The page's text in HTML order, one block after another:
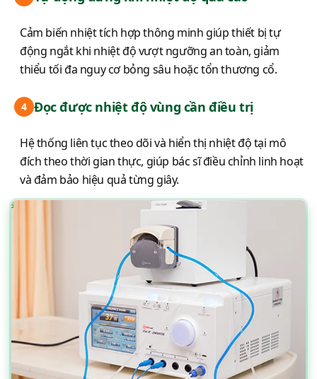
Cảm biến nhiệt tích hợp thông minh giúp thiết bị tự
động ngắt khi nhiệt độ vượt ngưỡng an toàn, giảm
thiểu tối đa nguy cơ bỏng sâu hoặc tổn thương cổ.
4 Đọc được nhiệt độ vùng cần điều trị
Hệ thống liên tục theo dõi và hiển thị nhiệt độ tại mô
đích theo thời gian thực, giúp bác sĩ điều chỉnh linh hoạt
và đảm bảo hiệu quả từng giây.